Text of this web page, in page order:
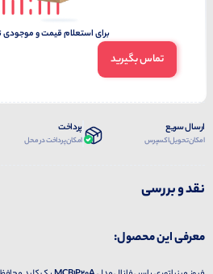
برای استعلام قیمت و موجودی
تماس بگیرید
ارسال سریع
امکان تحویل اکسپرس
پرداخت
امکان پرداخت در محل
نقد و بررسی
معرفی این محصول: